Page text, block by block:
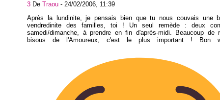
3 De Traou - 24/02/2006, 11:39
Après la lundinite, je pensais bien que tu nous couvais une
vendredinite des familles, toi ! Un seul remède : deux
samedi/dimanche, à prendre en fin d'après-midi. Beaucoup de
bisous de l'Amoureux, c'est le plus important ! Bon